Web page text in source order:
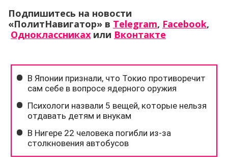
Подпишитесь на новости
«ПолитНавигатор» в Telegram, Facebook,
Одноклассниках или Вконтакте